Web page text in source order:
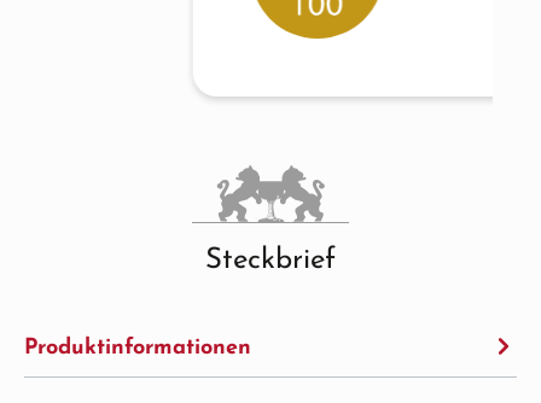
Steckbrief
Produktinformationen